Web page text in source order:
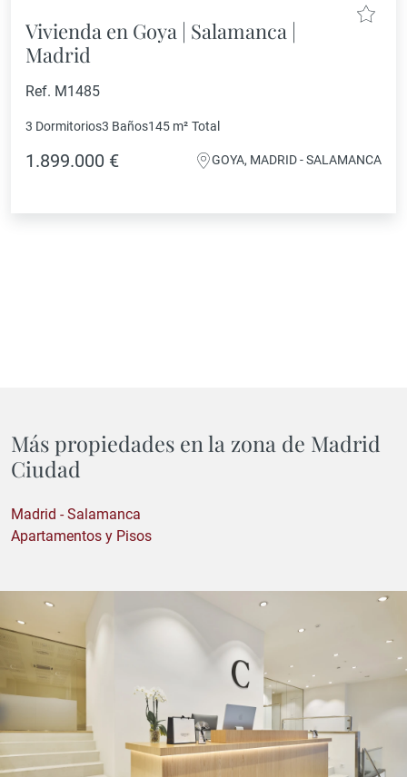
Vivienda en Goya | Salamanca |
Madrid
Ref. M1485
3 Dormitorios3 Baños145 m² Total
1.899.000 € GOYA, MADRID - SALAMANCA
Más propiedades en la zona de Madrid
Ciudad
Madrid - Salamanca
Apartamentos y Pisos